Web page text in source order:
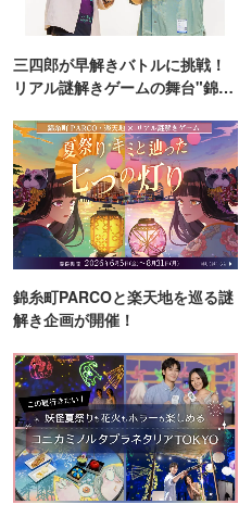
三四郎が早解きバトルに挑戦！
リアル謎解きゲームの舞台"錦糸
錦糸町PARCOと楽天地を巡る謎
解き企画が開催！